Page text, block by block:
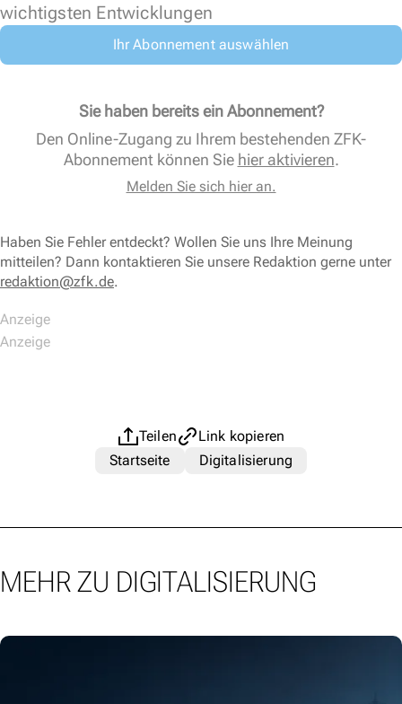
wichtigsten Entwicklungen
Ihr Abonnement auswählen
Sie haben bereits ein Abonnement?
Den Online-Zugang zu Ihrem bestehenden ZFK-
Abonnement können Sie hier aktivieren.
Melden Sie sich hier an.
Haben Sie Fehler entdeckt? Wollen Sie uns Ihre Meinung
mitteilen? Dann kontaktieren Sie unsere Redaktion gerne unter
redaktion@zfk.de.
Teilen
Link kopieren
Startseite
Digitalisierung
MEHR ZU DIGITALISIERUNG